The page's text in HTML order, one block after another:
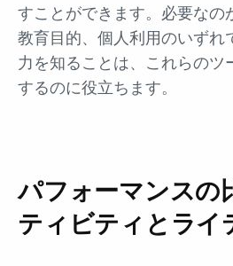
すことができます。必要なの
教育目的、個人利用のいずれ
力を知ることは、これらのツ
するのに役立ちます。
パフォーマンスの
ティビティとライ